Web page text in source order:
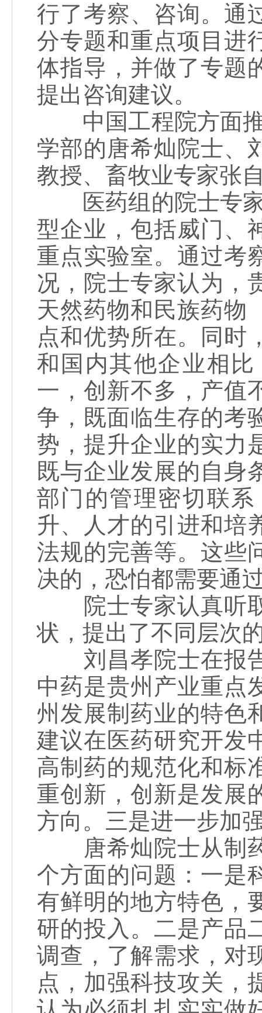
行了考察、咨询。通
分专题和重点项目进
体指导，并做了专题
提出咨询建议。
中国工程院方面推
学部的唐希灿院士、
教授、畜牧业专家张
医药组的院士专家
型企业，包括威门、
重点实验室。通过考
况，院士专家认为，
天然药物和民族药物
点和优势所在。同时
和国内其他企业相
一，创新不多，产值
争，既面临生存的考
势，提升企业的实力
既与企业发展的自身
部门的管理密切联
升、人才的引进和培
法规的完善等。这些
决的，恐怕都需要通
院士专家认真听取
状，提出了不同层次
刘昌孝院士在报告
中药是贵州产业重点
州发展制药业的特色
建议在医药研究开发
高制药的规范化和标
重创新，创新是发展
方向。三是进一步加
唐希灿院士从制药
个方面的问题：一是
有鲜明的地方特色，
研的投入。二是产品
调查，了解需求，对
点，加强科技攻关，